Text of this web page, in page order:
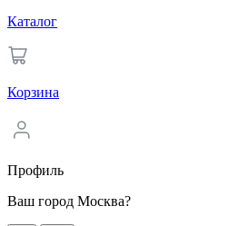
Каталог
Корзина
Профиль
Ваш город Москва?